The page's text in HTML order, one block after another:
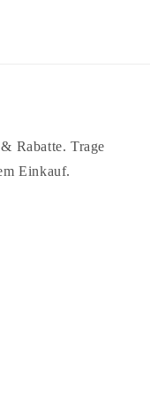
Rabatte. Trage
Einkauf.